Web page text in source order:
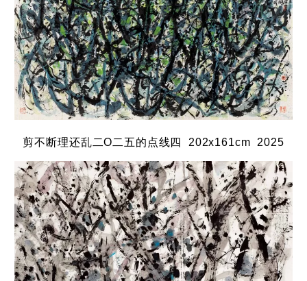
剪不断理还乱二O二五的点线四 202x161cm 2025